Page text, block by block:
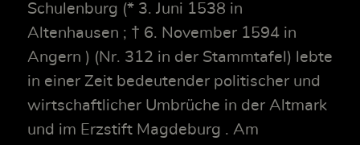
Schulenburg (* 3. Juni 1538 in
Altenhausen ; † 6. November 1594 in
Angern ) (Nr. 312 in der Stammtafel) lebte
in einer Zeit bedeutender politischer und
wirtschaftlicher Umbrüche in der Altmark
und im Erzstift Magdeburg . Am